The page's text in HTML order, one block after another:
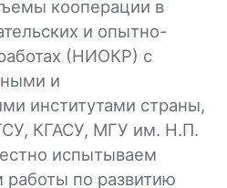
кооперации в
и опытно-
(НИОКР) с
и
институтами страны,
КГАСУ, МГУ им. Н.П.
испытываем
по развитию